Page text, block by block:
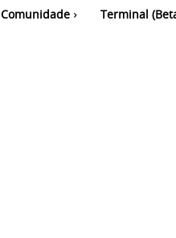
Comunidade Terminal